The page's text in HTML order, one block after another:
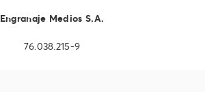
Engranaje Medios S.A.
76.038.215-9